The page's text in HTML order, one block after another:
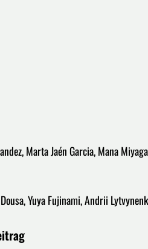
Marta Jaén Garcia, Mana
Yuya Fujinami, Andrii